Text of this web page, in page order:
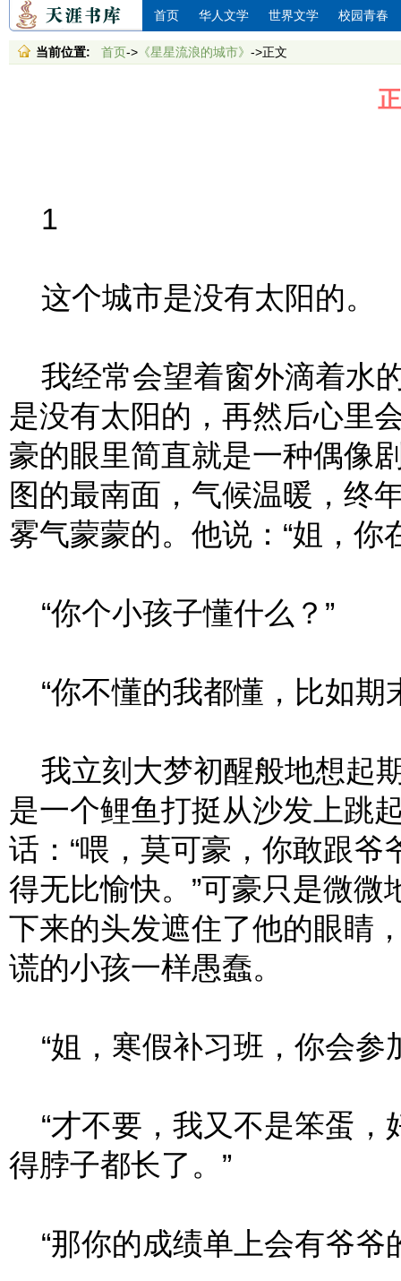
首页 华人文学 世界文学 校园青春
当前位置: 首页-> 《星星流浪的城市》 ->正文
1
这个城市是没有太阳的。
我经常会望着窗外滴着水
是没有太阳的，再然后心里
豪的眼里简直就是一种偶像
图的最南面，气候温暖，终
雾气蒙蒙的。他说：“姐，你
“你个小孩子懂什么？”
“你不懂的我都懂，比如期
我立刻大梦初醒般地想起
是一个鲤鱼打挺从沙发上跳
话：“喂，莫可豪，你敢跟
得无比愉快。”可豪只是微
下来的头发遮住了他的眼睛
谎的小孩一样愚蠢。
“姐，寒假补习班，你会参
“才不要，我又不是笨蛋，
得脖子都长了。”
“那你的成绩单上会有爷爷